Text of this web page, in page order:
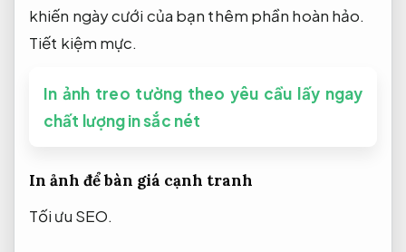
khiến ngày cưới của bạn thêm phần hoàn hảo.
Tiết kiệm mực.
In ảnh treo tường theo yêu cầu lấy ngay
chất lượng in sắc nét
In ảnh để bàn giá cạnh tranh
Tối ưu SEO.